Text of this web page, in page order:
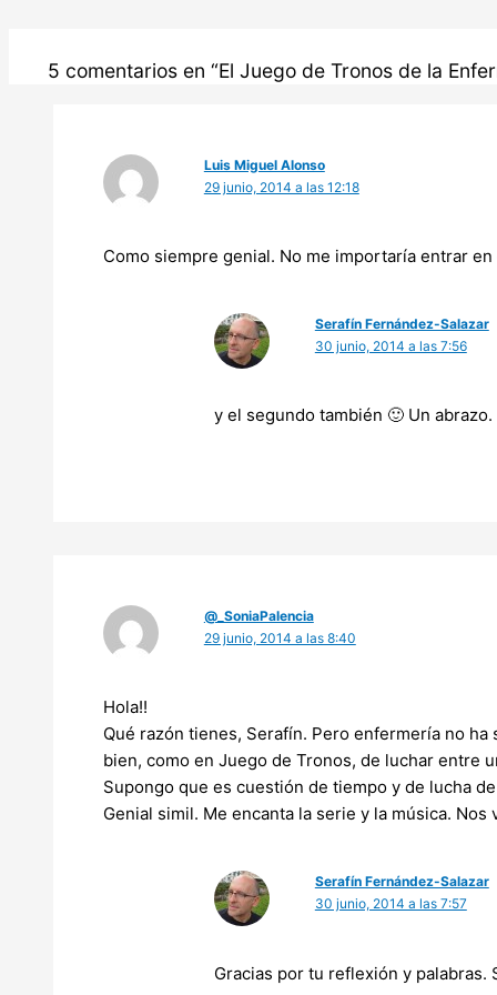
5 comentarios en “El Juego de Tronos de la
Luis Miguel Alonso
29 junio, 2014 a las 12:18
Como siempre genial. No me importaría entrar
Serafín Fernández-Salazar
30 junio, 2014 a las 7:56
y el segundo también 🙂 Un abrazo.
@_SoniaPalencia
29 junio, 2014 a las 8:40
Hola!!
Qué razón tienes, Serafín. Pero enfermería no
bien, como en Juego de Tronos, de luchar entre
Supongo que es cuestión de tiempo y de lucha
Genial simil. Me encanta la serie y la música. Nos
Serafín Fernández-Salazar
30 junio, 2014 a las 7:57
Gracias por tu reflexión y palabras.